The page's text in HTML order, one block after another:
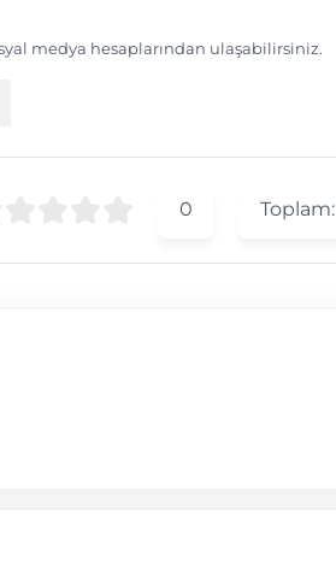
medya hesaplarından ulaşabilirsiniz.
0 Toplam: